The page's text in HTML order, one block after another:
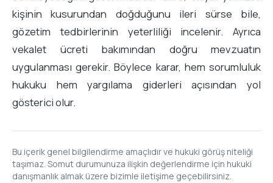
kişinin kusurundan doğduğunu ileri sürse bile,
gözetim tedbirlerinin yeterliliği incelenir. Ayrıca
vekalet ücreti bakımından doğru mevzuatın
uygulanması gerekir. Böylece karar, hem sorumluluk
hukuku hem yargılama giderleri açısından yol
gösterici olur.
Bu içerik genel bilgilendirme amaçlıdır ve hukuki görüş niteliği
taşımaz. Somut durumunuza ilişkin değerlendirme için hukuki
danışmanlık almak üzere bizimle iletişime geçebilirsiniz.